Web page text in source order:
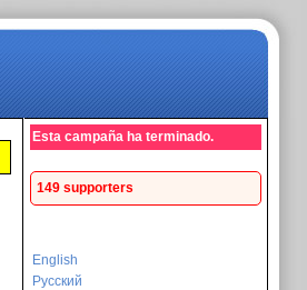
Esta campaña ha terminado.
149 supporters
English
Русский